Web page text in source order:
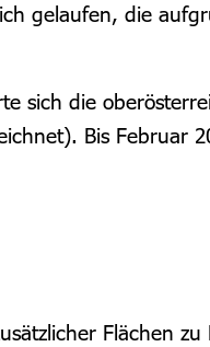
gelaufen, die
sich die
Bis Februar
Flächen